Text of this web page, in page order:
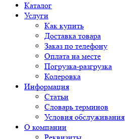
Каталог
Услуги
Как купить
Доставка товара
Заказ по телефону
Оплата на месте
Погрузка-разгрузка
Колеровка
Информация
Статьи
Словарь терминов
Условия обслуживания
О компании